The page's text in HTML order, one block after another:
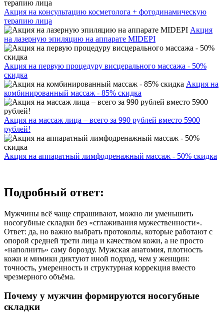
Акция на консультацию косметолога + фотодинамическую
терапию лица
Акция
на лазерную эпиляцию на аппарате MIDEPI
Акция на первую процедуру висцерального массажа - 50%
скидка
Акция на
комбинированный массаж - 85% скидка
Акция на массаж лица – всего за 990 рублей вместо 5900
рублей!
Акция на аппаратный лимфодренажный массаж - 50% скидка
Подробный ответ:
Мужчины всё чаще спрашивают, можно ли уменьшить
носогубные складки без «сглаживания мужественности».
Ответ: да, но важно выбрать протоколы, которые работают с
опорой средней трети лица и качеством кожи, а не просто
«наполнить» саму борозду. Мужская анатомия, плотность
кожи и мимики диктуют иной подход, чем у женщин:
точность, умеренность и структурная коррекция вместо
чрезмерного объёма.
Почему у мужчин формируются носогубные
складки